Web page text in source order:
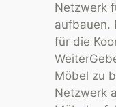
Netzwerk
aufbauen.
für die
Möbel zu
Netzwerk